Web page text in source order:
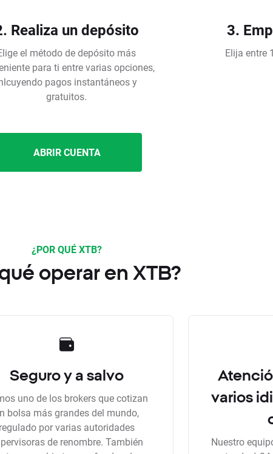
Realiza un depósito
el método de depósito más
para ti entre varias opciones,
pagos instantáneos y
gratuitos.
3.
Elija entre
ABRIR CUENTA
¿POR QUÉ XTB?
operar en XTB?
Seguro y a salvo
uno de los brokers que cotizan
bolsa más grandes del mundo,
regulado por varias autoridades
de renombre. También
varios
Nuestro